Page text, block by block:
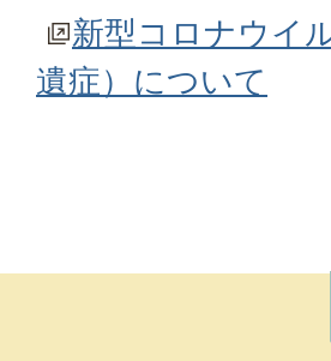
新型コロナウイ
遺症）について